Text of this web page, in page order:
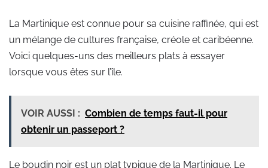
La Martinique est connue pour sa cuisine raffinée, qui est
un mélange de cultures française, créole et caribéenne.
Voici quelques-uns des meilleurs plats à essayer
lorsque vous êtes sur l’île.
VOIR AUSSI : Combien de temps faut-il pour
obtenir un passeport ?
Le boudin noir est un plat typique de la Martinique. Le